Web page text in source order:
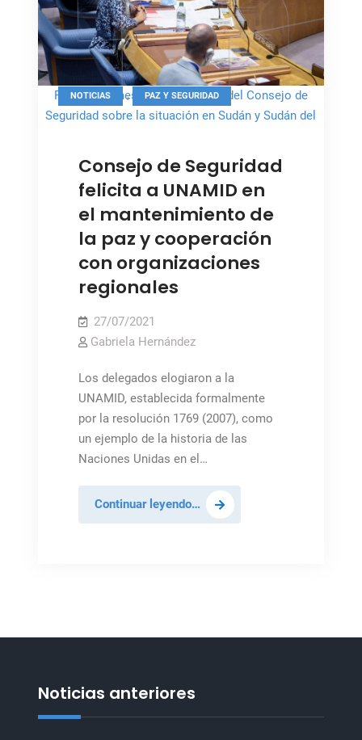
y
la
seguridad
Foto: Naciones Unidas, reunión del Consejo de
Seguridad sobre la situación en Sudán y Sudán del
NOTICIAS , PAZ Y SEGURIDAD
Consejo de Seguridad
felicita a UNAMID en
el mantenimiento de
la paz y cooperación
con organizaciones
regionales
27/07/2021
Gabriela Hernández
Los delegados elogiaron a la
UNAMID, establecida formalmente
por la resolución 1769 (2007), como
un ejemplo de la historia de las
Naciones Unidas en el…
Continuar leyendo…Consejo
de
Noticias anteriores